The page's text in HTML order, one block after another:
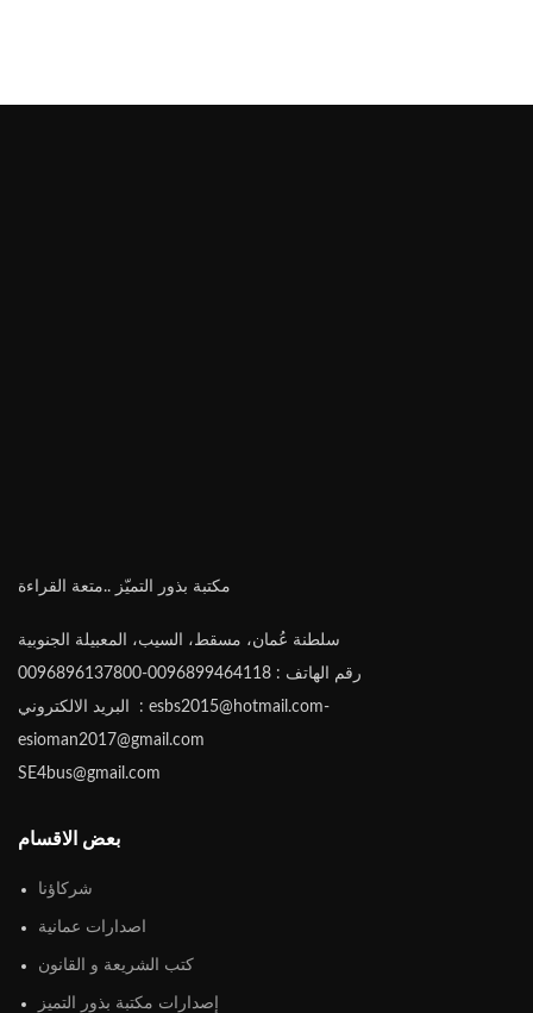
مكتبة بذور التميّز ..متعة القراءة
سلطنة عُمان، مسقط، السيب، المعبيلة الجنوبية
رقم الهاتف : 0096899464118-0096896137800
البريد الالكتروني : esbs2015@hotmail.com-
esioman2017@gmail.com
SE4bus@gmail.com
بعض الاقسام
شركاؤنا
اصدارات عمانية
كتب الشريعة و القانون
إصدارات مكتبة بذور التميز